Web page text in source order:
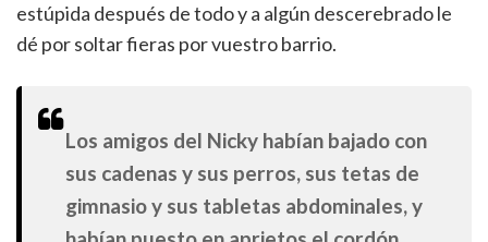
estúpida después de todo y a algún descerebrado le
dé por soltar fieras por vuestro barrio.
Los amigos del Nicky habían bajado con
sus cadenas y sus perros, sus tetas de
gimnasio y sus tabletas abdominales, y